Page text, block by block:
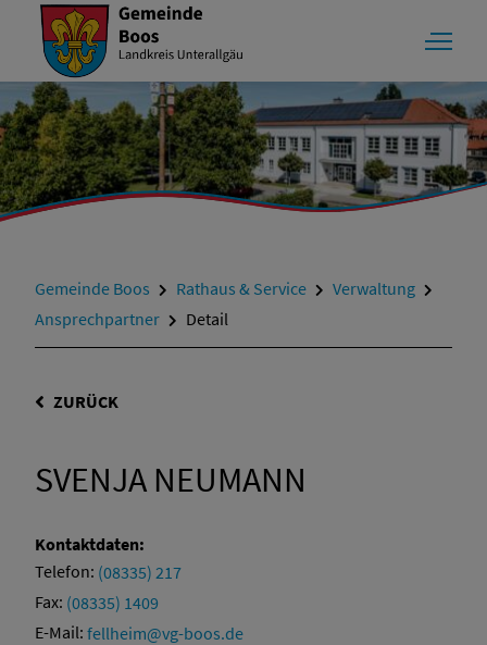
Gemeinde Boos Rathaus & Service
Verwaltung
Ansprechpartner
Detail
ZURÜCK
SVENJA NEUMANN
Kontaktdaten:
Telefon: (08335) 217
Fax: (08335) 1409
E-Mail: fellheim@vg-boos.de